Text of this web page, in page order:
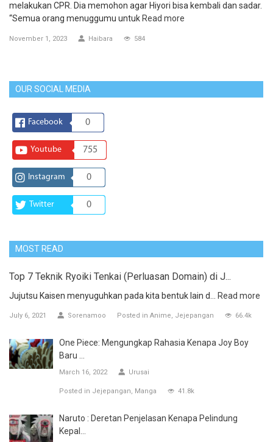
melakukan CPR. Dia memohon agar Hiyori bisa kembali dan sadar.
“Semua orang menuggumu untuk Read more
November 1, 2023 Haibara 584
OUR SOCIAL MEDIA
Facebook 0
Youtube 755
Instagram 0
Twitter 0
MOST READ
Top 7 Teknik Ryoiki Tenkai (Perluasan Domain) di J...
Jujutsu Kaisen menyuguhkan pada kita bentuk lain d... Read more
July 6, 2021 Sorenamoo Posted in Anime Jejepangan 66.4k
One Piece: Mengungkap Rahasia Kenapa Joy Boy
Baru ...
March 16, 2022 Urusai
Posted in Jejepangan Manga 41.8k
Naruto : Deretan Penjelasan Kenapa Pelindung
Kepal...